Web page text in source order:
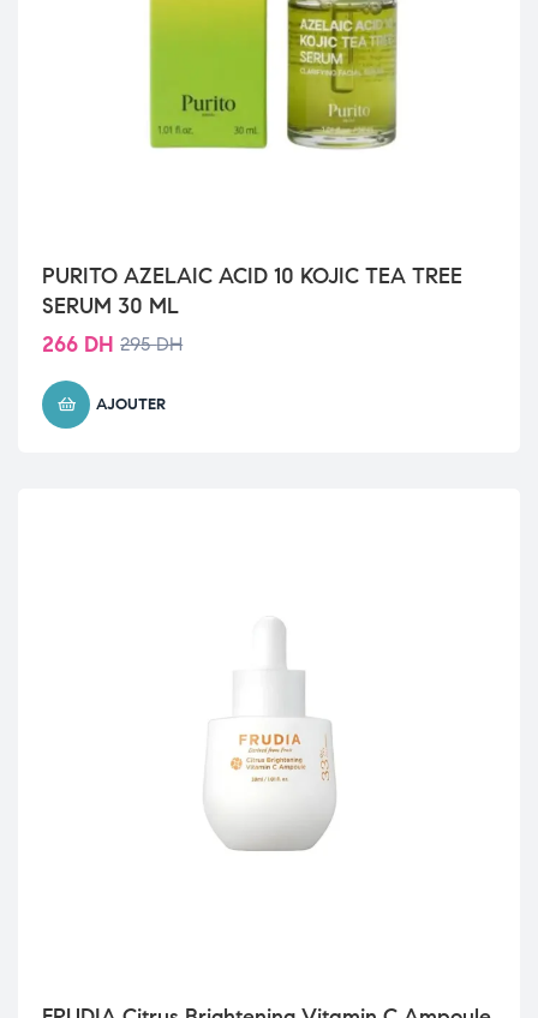
PURITO AZELAIC ACID 10 KOJIC TEA TREE
SERUM 30 ML
295DH
266 DH
AJOUTER